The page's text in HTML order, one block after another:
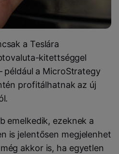
a Teslára
kitettséggel
például a MicroStrategy
profitálhatnak az új
emelkedik, ezeknek a
is jelentősen megjelenhet
akkor is, ha egyetlen